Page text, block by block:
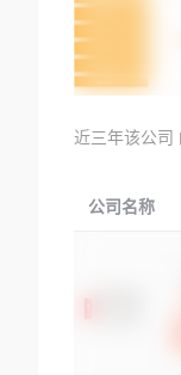
近三年该公司
公司名称